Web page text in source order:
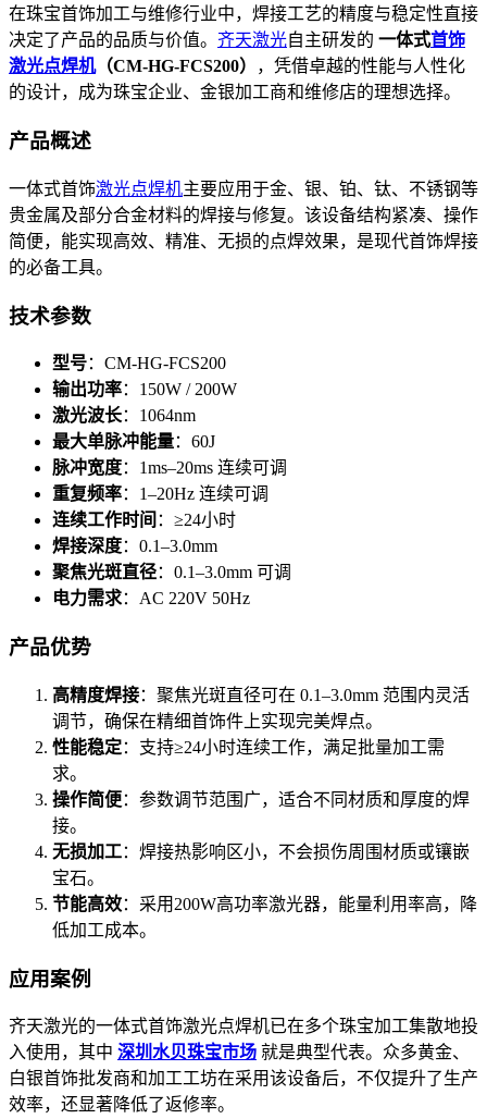
在珠宝首饰加工与维修行业中，焊接工艺的精度与稳定性直接
决定了产品的品质与价值。 齐天激光自主研发的 一体式首饰
激光点焊机（CM-HG-FCS200）
，凭借卓越的性能与人性化
的设计，成为珠宝企业、金银加工商和维修店的理想选择。
产品概述
一体式首饰激光点焊机主要应用于金、银、铂、钛、不锈钢等
贵金属及部分合金材料的焊接与修复。该设备结构紧凑、操作
简便，能实现高效、精准、无损的点焊效果，是现代首饰焊接
的必备工具。
技术参数
型号：CM-HG-FCS200
输出功率：150W / 200W
激光波长：1064nm
最大单脉冲能量：60J
脉冲宽度：1ms–20ms 连续可调
重复频率：1–20Hz 连续可调
连续工作时间 ：≥24小时
焊接深度：0.1–3.0mm
聚焦光斑直径：0.1–3.0mm 可调
电力需求：AC 220V 50Hz
产品优势
高精度焊接：聚焦光斑直径可在 0.1–3.0mm 范围内灵活
调节，确保在精细首饰件上实现完美焊点。
性能稳定：支持≥24小时连续工作，满足批量加工需
求。
操作简便：参数调节范围广，适合不同材质和厚度的焊
接。
无损加工：焊接热影响区小，不会损伤周围材质或镶嵌
宝石。
节能高效：采用200W高功率激光器，能量利用率高，降
低加工成本。
应用案例
齐天激光的一体式首饰激光点焊机已在多个珠宝加工集散地投
入使用，其中 深圳水贝珠宝市场 就是典型代表。众多黄金、
白银首饰批发商和加工工坊在采用该设备后，不仅提升了生产
效率，还显著降低了返修率。